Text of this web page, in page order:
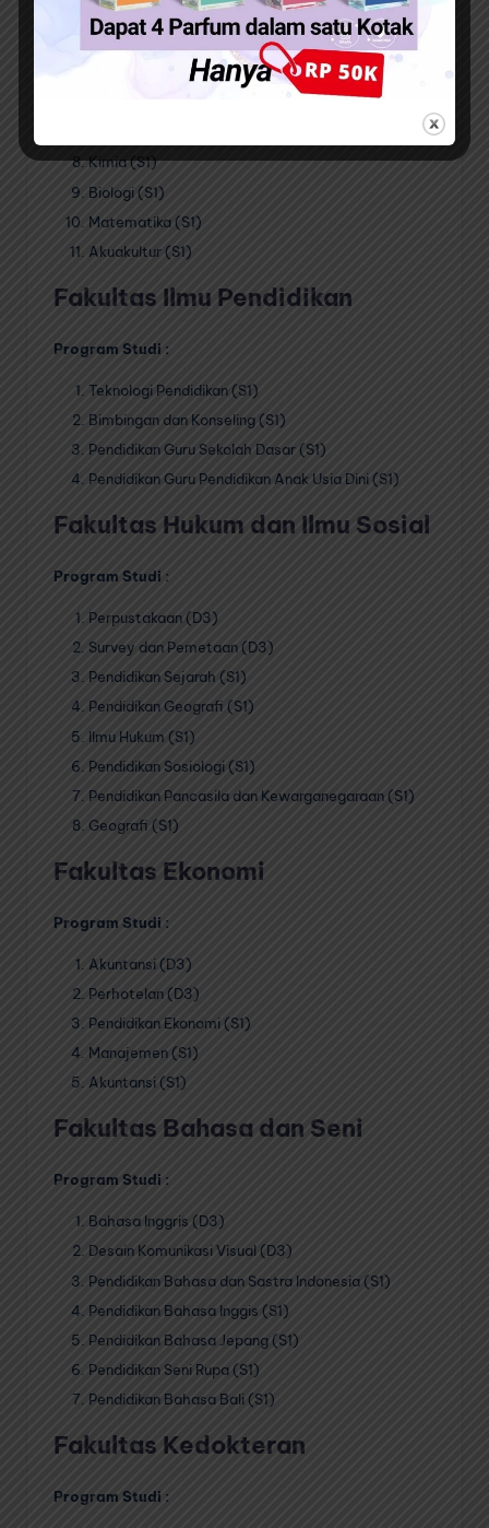
Pendidikan Matematika (S1)
Pendidikan Biologi (S1)
Pendidikan Fisika (S1)
Pendidikan IPA (S1)
Kimia (S1)
Biologi (S1)
Matematika (S1)
Akuakultur (S1)
Fakultas Ilmu Pendidikan
Program Studi :
Teknologi Pendidikan (S1)
Bimbingan dan Konseling (S1)
Pendidikan Guru Sekolah Dasar (S1)
Pendidikan Guru Pendidikan Anak Usia Dini (S1)
Fakultas Hukum dan Ilmu Sosial
Program Studi :
Perpustakaan (D3)
Survey dan Pemetaan (D3)
Pendidikan Sejarah (S1)
Pendidikan Geografi (S1)
Ilmu Hukum (S1)
Pendidikan Sosiologi (S1)
Pendidikan Pancasila dan Kewarganegaraan (S1)
Geografi (S1)
Fakultas Ekonomi
Program Studi :
Akuntansi (D3)
Perhotelan (D3)
Pendidikan Ekonomi (S1)
Manajemen (S1)
Akuntansi (S1)
Fakultas Bahasa dan Seni
Program Studi :
Bahasa Inggris (D3)
Desain Komunikasi Visual (D3)
Pendidikan Bahasa dan Sastra Indonesia (S1)
Pendidikan Bahasa Inggis (S1)
Pendidikan Bahasa Jepang (S1)
Pendidikan Seni Rupa (S1)
Pendidikan Bahasa Bali (S1)
Fakultas Kedokteran
Program Studi :